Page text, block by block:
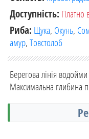
Доступність: Платно
Риба: Щука, Окунь,
амур,Товстолоб
Берегова лінія
Максимальна глибина